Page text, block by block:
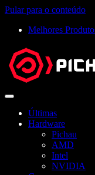
Pular para o conteúdo
Melhores
Abrir
Últimas
Hardware
Pichau
AMD
Intel
NVIDIA